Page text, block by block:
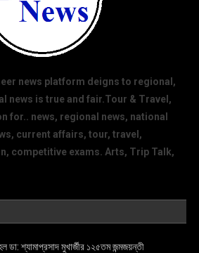
news platform deigns to regional,
news is true and fair.Tour & Travel,
for.. news, regional news, national
current affairs, tour, travel,
competitive exams. Arts, Trip Talk,
ডা: শ্যামাপ্রসাদ মুখার্জীর ১২৫তম জন্মজয়ন্তী